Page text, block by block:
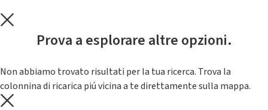
Prova a esplorare altre opzioni.
Non abbiamo trovato risultati per la tua ricerca. Trova la
colonnina di ricarica piú vicina a te direttamente sulla mappa.